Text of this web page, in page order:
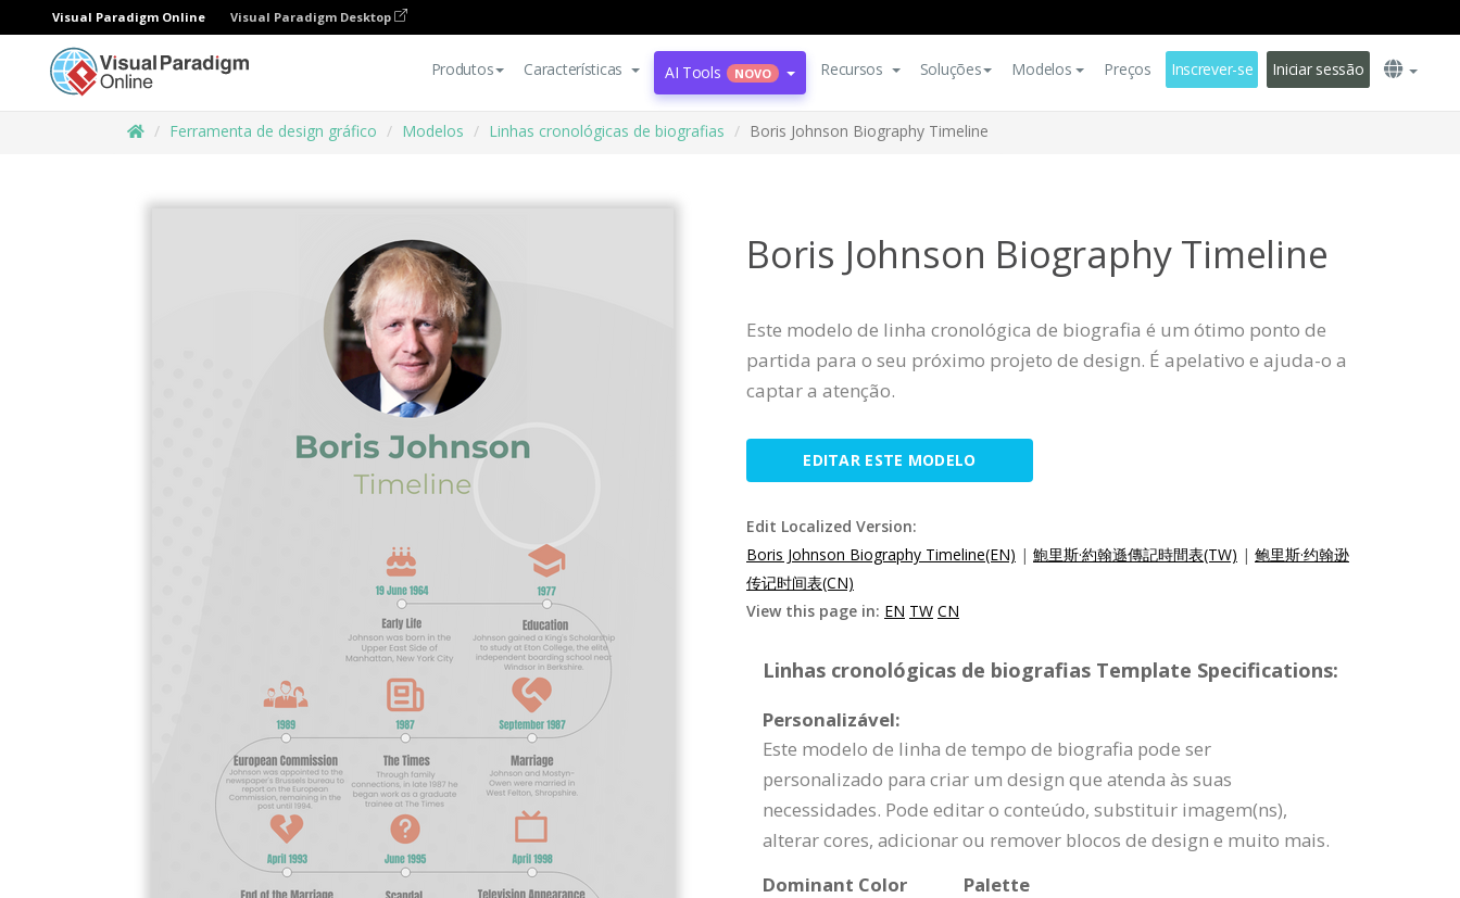
Visual Paradigm Online Visual Paradigm Desktop
Produtos Características AI Tools NOVO Recursos Soluções Modelos Preços Inscrever-se Iniciar sessão
Ferramenta de design gráfico Modelos Linhas cronológicas de biografias Boris Johnson Biography Timeline
Boris Johnson Biography Timeline
Este modelo de linha cronológica de biografia é um ótimo ponto de
partida para o seu próximo projeto de design. É apelativo e ajuda-o a
captar a atenção.
EDITAR ESTE MODELO
Edit Localized Version:
Boris Johnson Biography Timeline(EN) | 鮑里斯·約翰遜傳記時間表(TW) | 鲍里斯·约翰逊
传记时间表(CN)
View this page in: EN TW CN
Linhas cronológicas de biografias Template Specifications:
Personalizável:
Este modelo de linha de tempo de biografia pode ser
personalizado para criar um design que atenda às suas
necessidades. Pode editar o conteúdo, substituir imagem(ns),
alterar cores, adicionar ou remover blocos de design e muito mais.
Dominant Color
Palette